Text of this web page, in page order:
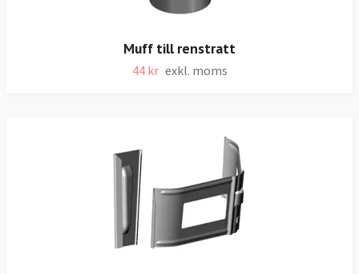
Muff till renstratt
44 kr exkl. moms